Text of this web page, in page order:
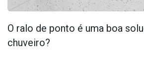
O ralo de ponto é uma boa
chuveiro?